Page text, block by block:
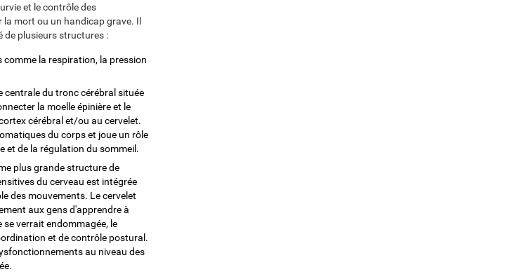
et le contrôle des
mort ou un handicap grave. Il
de plusieurs structures :
la respiration, la pression
centrale du tronc cérébral située
la moelle épinière et le
cérébral et/ou au cervelet.
du corps et joue un rôle
et de la régulation du sommeil.
plus grande structure de
du cerveau est intégrée
des mouvements. Le cervelet
aux gens d'apprendre à
se verrait endommagée, le
et de contrôle postural.
au niveau des